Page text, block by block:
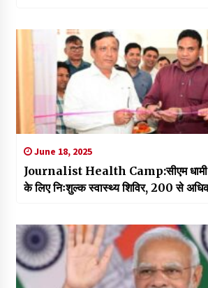
June 18, 2025
Journalist Health Camp:सीएम धामी के
के लिए निःशुल्क स्वास्थ्य शिविर, 200 से